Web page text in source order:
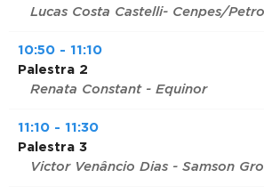
Lucas Costa Castelli- Cenpes/
10:50 - 11:10
Palestra 2
Renata Constant - Equinor
11:10 - 11:30
Palestra 3
Victor Venâncio Dias - Samson